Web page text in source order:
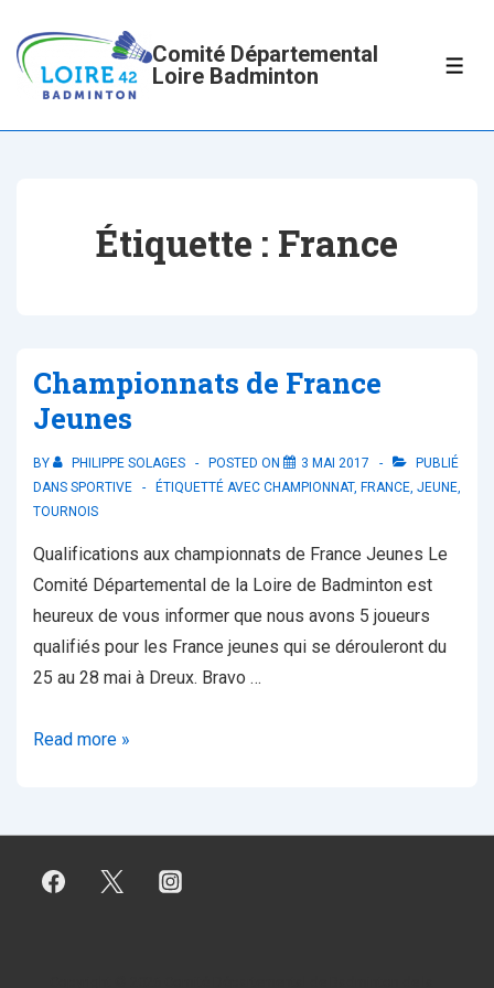
passer
contenu
principal
Comité Départemental
Loire Badminton
Étiquette : France
Championnats de France
Jeunes
BY PHILIPPE SOLAGES POSTED ON 3 MAI 2017
PUBLIÉ
DANS SPORTIVE ÉTIQUETTÉ AVEC CHAMPIONNAT, FRANCE, JEUNE,
TOURNOIS
Qualifications aux championnats de France Jeunes Le
Comité Départemental de la Loire de Badminton est
heureux de vous informer que nous avons 5 joueurs
qualifiés pour les France jeunes qui se dérouleront du
25 au 28 mai à Dreux. Bravo …
Championnats
Jeunes
Read more »